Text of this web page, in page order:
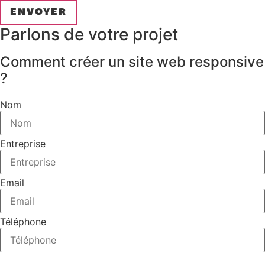
ENVOYER
Parlons de votre projet
Comment créer un site web responsive
?
Nom
Entreprise
Email
Téléphone